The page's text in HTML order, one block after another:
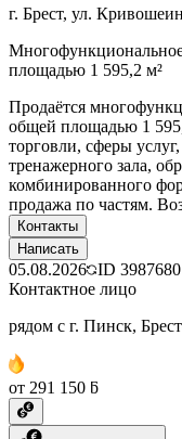
г. Брест, ул.
площадью 1 595,2 м²
Продаётся
общей площадью 1
торговли, сферы
тренажерного зала,
комбинированного
продажа по частям.
Контакты
Написать
05.08.2026 ID 3987680
Контактное лицо
рядом с г. Пинск,
от 291 150 ƃ